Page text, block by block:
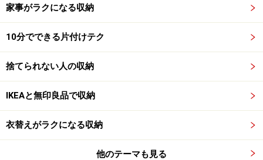
家事がラクになる収納
10分でできる片付けテク
捨てられない人の収納
IKEAと無印良品で収納
衣替えがラクになる収納
他のテーマも見る